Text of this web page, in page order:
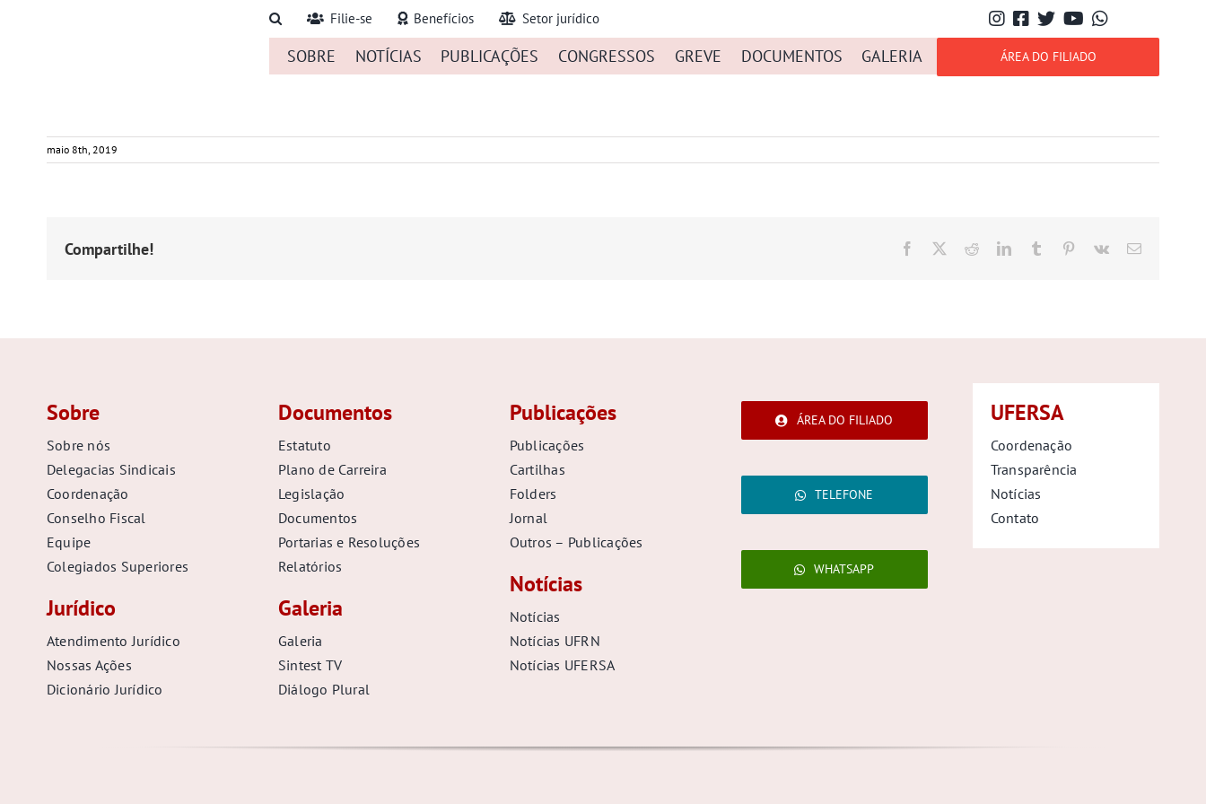
Filie-se Benefícios Setor jurídico
SOBRE NOTÍCIAS PUBLICAÇÕES CONGRESSOS GREVE DOCUMENTOS GALERIA ÁREA DO FILIADO
maio 8th, 2019
Compartilhe! Facebook RedditLinkedInTumblr Pinterest
Vk
E-
Sobre
Sobre nós
Delegacias Sindicais
Coordenação
Conselho Fiscal
Equipe
Colegiados Superiores
Jurídico
Atendimento Jurídico
Nossas Ações
Dicionário Jurídico
Documentos
Estatuto
Plano de Carreira
Legislação
Documentos
Portarias e Resoluções
Relatórios
Galeria
Galeria
Sintest TV
Diálogo Plural
Publicações
Publicações
Cartilhas
Folders
Jornal
Outros – Publicações
Notícias
Notícias
Notícias UFRN
Notícias UFERSA
ÁREA DO FILIADO
TELEFONE
WHATSAPP
UFERSA
Coordenação
Transparência
Notícias
Contato